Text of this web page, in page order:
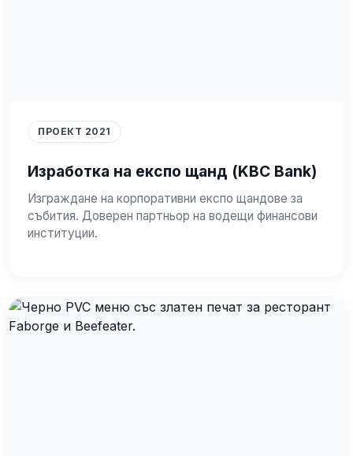
ПРОЕКТ 2021
Изработка на експо щанд (KBC Bank)
Изграждане на корпоративни експо щандове за
събития. Доверен партньор на водещи финансови
институции.